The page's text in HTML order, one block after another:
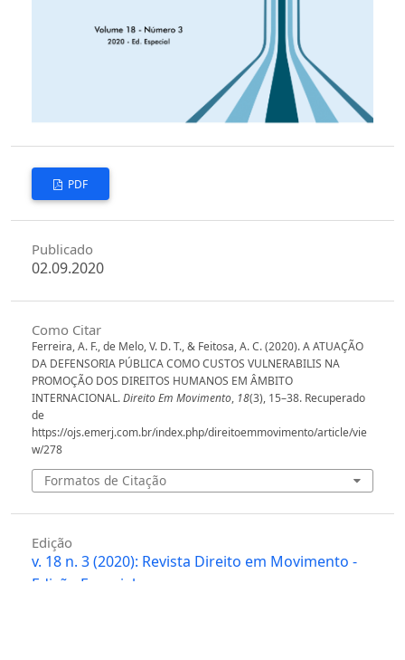
PDF
Publicado
02.09.2020
Como Citar
Ferreira, A. F., de Melo, V. D. T., & Feitosa, A. C. (2020). A ATUAÇÃO
DA DEFENSORIA PÚBLICA COMO CUSTOS VULNERABILIS NA
PROMOÇÃO DOS DIREITOS HUMANOS EM ÂMBITO
INTERNACIONAL.Direito Em Movimento, 18(3), 15–38. Recuperado
de
https://ojs.emerj.com.br/index.php/direitoemmovimento/article/vie
w/278
Formatos de Citação
Edição
v. 18 n. 3 (2020): Revista Direito em Movimento -
Edição Especial